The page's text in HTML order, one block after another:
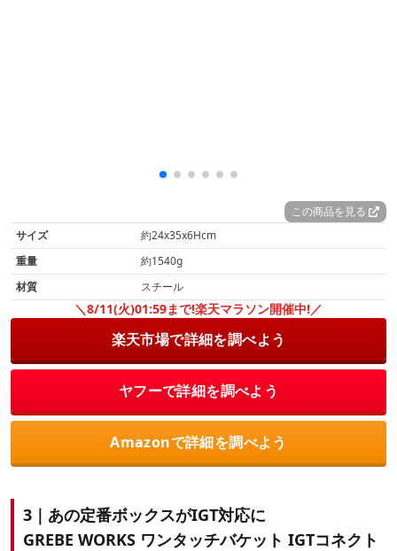
この商品を見る
サイズ
約24x35x6Hcm
重量
約1540g
材質
スチール
＼8/11(火)01:59まで!楽天マラソン開催中!／
楽天市場で詳細を調べよう
ヤフーで詳細を調べよう
Amazonで詳細を調べよう
3｜あの定番ボックスがIGT対応に
GREBE WORKS ワンタッチバケット IGTコネクト